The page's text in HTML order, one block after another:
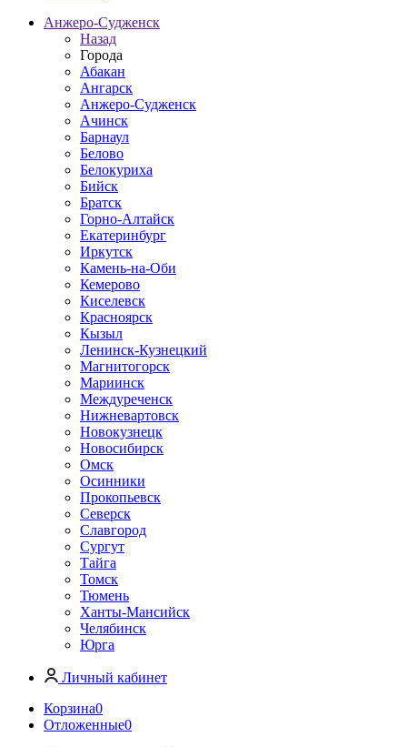
Анжеро-Судженск
Назад
Города
Абакан
Ангарск
Анжеро-Судженск
Ачинск
Барнаул
Белово
Белокуриха
Бийск
Братск
Горно-Алтайск
Екатеринбург
Иркутск
Камень-на-Оби
Кемерово
Киселевск
Красноярск
Кызыл
Ленинск-Кузнецкий
Магнитогорск
Мариинск
Междуреченск
Нижневартовск
Новокузнецк
Новосибирск
Омск
Осинники
Прокопьевск
Северск
Славгород
Сургут
Тайга
Томск
Тюмень
Ханты-Мансийск
Челябинск
Юрга
Личный кабинет
Корзина0
Отложенные0